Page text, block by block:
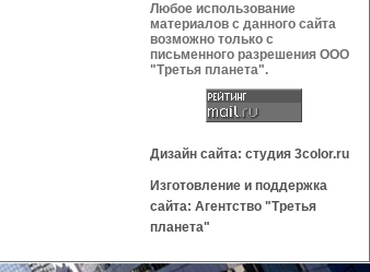
Любое использование
материалов с данного сайта
возможно только с
письменного разрешения OOO
"Третья планета".
Дизайн сайта: студия 3color.ru
Изготовление и поддержка
сайта: Агентство "Третья
планета"